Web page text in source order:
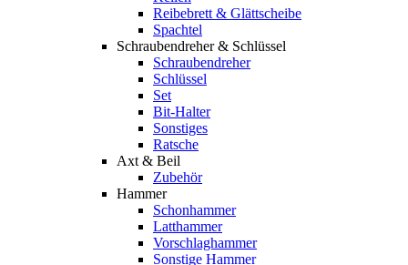
Reibebrett & Glättscheibe
Spachtel
Schraubendreher & Schlüssel
Schraubendreher
Schlüssel
Set
Bit-Halter
Sonstiges
Ratsche
Axt & Beil
Zubehör
Hammer
Schonhammer
Latthammer
Vorschlaghammer
Sonstige Hammer